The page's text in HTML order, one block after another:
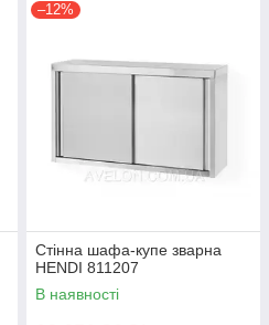
–12%
Стінна шафа-купе зварна
HENDI 811207
В наявності